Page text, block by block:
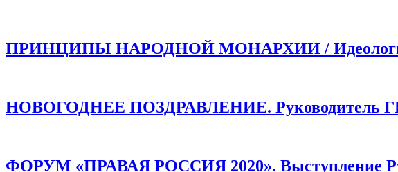
ПРИНЦИПЫ НАРОДНОЙ МОНАРХИИ /
НОВОГОДНЕЕ ПОЗДРАВЛЕНИЕ. Руководитель
ФОРУМ «ПРАВАЯ РОССИЯ 2020». Выступление